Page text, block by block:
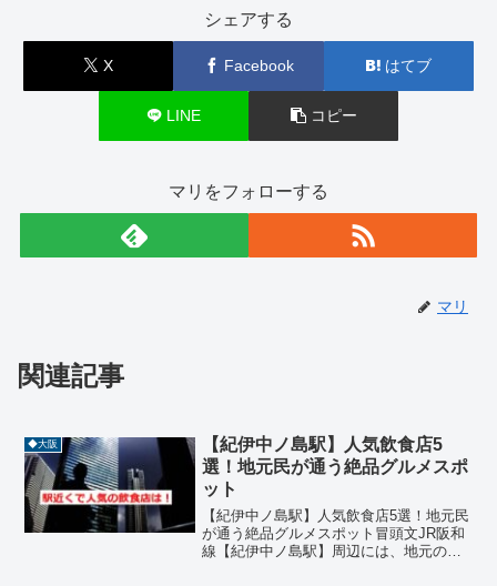
シェアする
X Facebook はてブ
LINE コピー
マリをフォローする
マリ
関連記事
◆大阪
【紀伊中ノ島駅】人気飲食店5
選！地元民が通う絶品グルメスポ
ット
【紀伊中ノ島駅】人気飲食店5選！地元民
が通う絶品グルメスポット冒頭文JR阪和
線【紀伊中ノ島駅】周辺には、地元の